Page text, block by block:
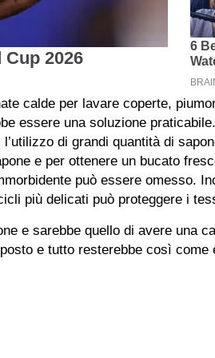
calde per lavare coperte,
essere una soluzione praticabile.
di grandi quantità di
e per ottenere un bucato
può essere omesso.
più delicati può proteggere i
e sarebbe quello di avere una
e tutto resterebbe così